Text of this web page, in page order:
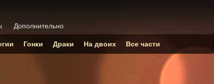
Дополнительно
Гонки Драки На двоих Все части